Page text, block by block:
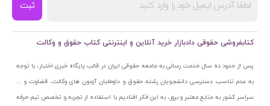
ثبت
کتابفروشی حقوقی دادبازار خرید آنلاین و اینترنتی کتاب حقوق و وکالت
پس از حدود ده سال خدمت رسانی به جامعه حقوقی ایران در قالب پایگاه خبری اختبار، با توجه
به عدم تناسب دسترسی دانشجویان رشته حقوق و داوطلبان آزمون های وکالت، قضاوت و ...
سراسر کشور به منابع معتبر و بروز، به این فکر افتادیم با استفاده از تجربه و تخصص تیم حرفه